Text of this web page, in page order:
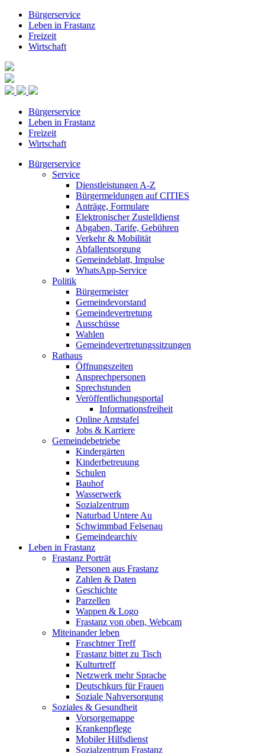
Bürgerservice
Leben in Frastanz
Freizeit
Wirtschaft
Bürgerservice
Leben in Frastanz
Freizeit
Wirtschaft
Bürgerservice
Service
Dienstleistungen A-Z
Bürgermeldungen auf CITIES
Anträge, Formulare
Elektronischer Zustelldienst
Abgaben, Tarife, Gebühren
Verkehr & Mobilität
Abfallentsorgung
Gemeindeblatt, Impulse
WhatsApp-Service
Politik
Bürgermeister
Gemeindevorstand
Gemeindevertretung
Ausschüsse
Wahlen
Gemeindevertretungssitzungen
Rathaus
Öffnungszeiten
Ansprechpersonen
Sprechstunden
Veröffentlichungsportal
Informationsfreiheit
Online Amtstafel
Jobs & Karriere
Gemeindebetriebe
Kindergärten
Kinderbetreuung
Schulen
Bauhof
Wasserwerk
Sozialzentrum
Naturbad Untere Au
Schwimmbad Felsenau
Gemeindearchiv
Leben in Frastanz
Frastanz Porträt
Personen aus Frastanz
Zahlen & Daten
Geschichte
Parzellen
Wappen & Logo
Frastanz von oben, Webcam
Miteinander leben
Fraschtner Treff
Frastanz bittet zu Tisch
Kulturtreff
Netzwerk mehr Sprache
Deutschkurs für Frauen
Soziale Nahversorgung
Soziales & Gesundheit
Vorsorgemappe
Krankenpflege
Mobiler Hilfsdienst
Sozialzentrum Frastanz